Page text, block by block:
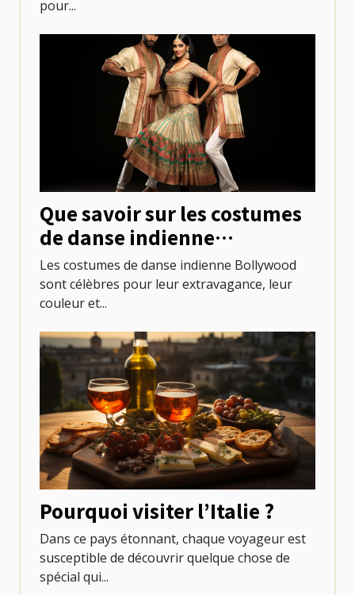
pour...
Que savoir sur les costumes
de danse indienne
Bollywood ?
Les costumes de danse indienne Bollywood
sont célèbres pour leur extravagance, leur
couleur et...
Pourquoi visiter l’Italie ?
Dans ce pays étonnant, chaque voyageur est
susceptible de découvrir quelque chose de
spécial qui...